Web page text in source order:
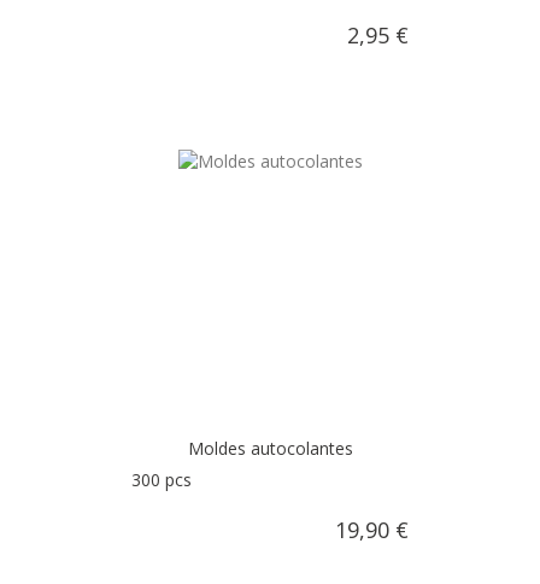
2,95 €
Moldes autocolantes
300 pcs
19,90 €